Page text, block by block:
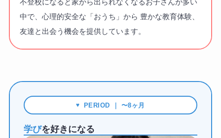
中で、心理的安全な「おうち」から 豊かな教育体験、
友達と出会う機会を提供しています。
PERIOD ｜ 〜8ヶ月
学びを好きになる